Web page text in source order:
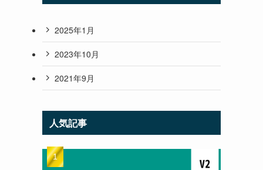
2025年1月
2023年10月
2021年9月
人気記事